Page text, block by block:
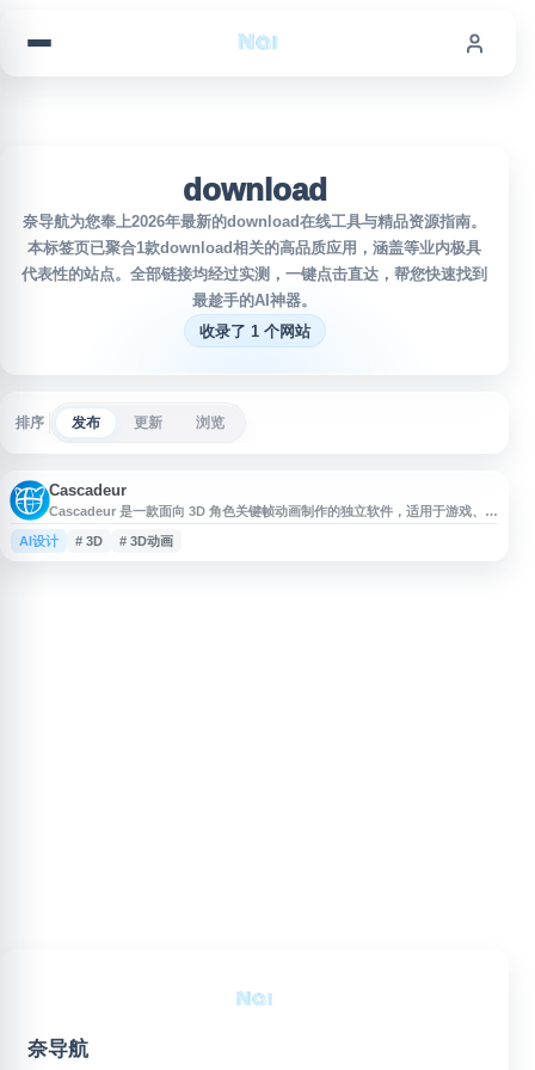
download
奈导航为您奉上2026年最新的download在线工具与精品资源指南。
本标签页已聚合1款download相关的高品质应用，涵盖等业内极具
代表性的站点。全部链接均经过实测，一键点击直达，帮您快速找到
最趁手的AI神器。
收录了 1 个网站
排序 发布 更新 浏览
Cascadeur
Cascadeur 是一款面向 3D 角色关键帧动画制作的独立软件，适用于游戏、影
视、动画预演和角色动作设计等场景。它提供 AI 辅助摆姿、物理效果预览、
重心与动量调整等工具，帮助动画师、3D 艺术家和开发者更高效地创建、编
AI设计 # 3D # 3D动画
奈导航